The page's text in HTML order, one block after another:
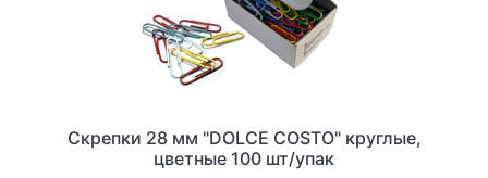
Скрепки 28 мм "DOLCE COSTO" круглые,
цветные 100 шт/упак